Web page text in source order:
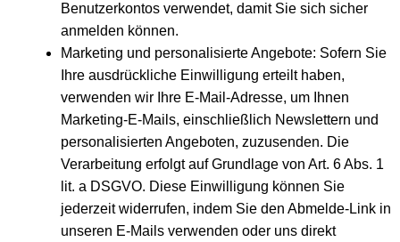
Benutzerkontos verwendet, damit Sie sich sicher
anmelden können.
Marketing und personalisierte Angebote: Sofern Sie
Ihre ausdrückliche Einwilligung erteilt haben,
verwenden wir Ihre E-Mail-Adresse, um Ihnen
Marketing-E-Mails, einschließlich Newslettern und
personalisierten Angeboten, zuzusenden. Die
Verarbeitung erfolgt auf Grundlage von Art. 6 Abs. 1
lit. a DSGVO. Diese Einwilligung können Sie
jederzeit widerrufen, indem Sie den Abmelde-Link in
unseren E-Mails verwenden oder uns direkt